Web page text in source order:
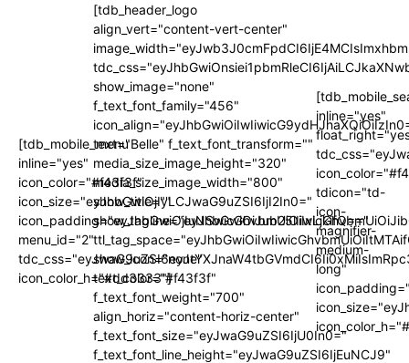
[tdb_mobile_menu
inline="yes"
icon_color="#f43f3f"
icon_size="eyJhbGwiOjIyLCJwaG9uZSI6IjI2In0="
icon_padding="eyJhbGwiOjIuNSwicGhvbmUiOiIxLjkifQ=="
menu_id="2"
icon_color_h="#dd3333"]
[tdb_header_logo
align_vert="content-vert-center"
show_image="none"
f_text_font_family="456"
text="Belle" f_text_font_transform=""
media_size_image_height="320"
media_size_image_width="800"
show_title=""
show_icon="none"
text_color="#f43f3f"
f_text_font_weight="700"
align_horiz="content-horiz-center"
f_text_font_size="eyJwaG9uZSI6IjU0In0="
f_text_font_line_height="eyJwaG9uZSI6IjEuNCJ9"
inline="yes"
tdicon="td-
icon-
magnifier-
medium-
long"